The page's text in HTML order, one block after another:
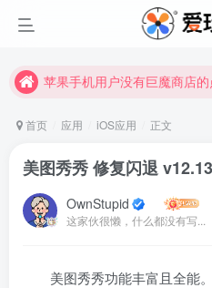
苹果手机用户没有巨魔商店
苹果手机用户没有巨魔商店
首页 应用 iOS应用 正文
美图秀秀 修复闪退
OwnStupid
这家伙很懒，什么都没有写...
美图秀秀功能丰富且全能